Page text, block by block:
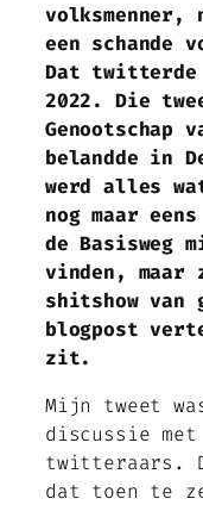
volksmenner,
een schande
Dat twitterde
2022. Die
Genootschap
belandde in
werd alles
nog maar
de Basisweg
vinden, maar
shitshow van
blogpost
zit.
Mijn tweet
discussie met
twitteraars.
dat toen te